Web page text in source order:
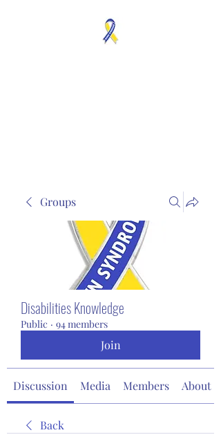
Groups
Disabilities Knowledge
Public · 94 members
Join
Discussion Media Members About
Back